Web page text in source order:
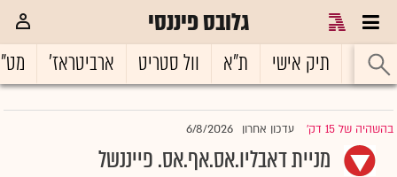
גלובס פיננסי
ראשי תיק אישי ת"א וול סטריט ארביטראז'
בהשהיה של 15 דק' |עדכון אחרון 6/8/2026
מניית דאבליו.אס.אף.אס. פייננשל